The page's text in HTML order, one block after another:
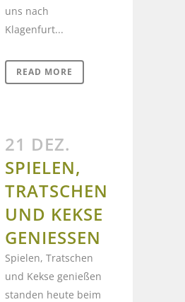
uns nach
Klagenfurt...
READ MORE
21 DEZ.
SPIELEN,
TRATSCHEN
UND KEKSE
GENIESSEN
Spielen, Tratschen
und Kekse genießen
standen heute beim